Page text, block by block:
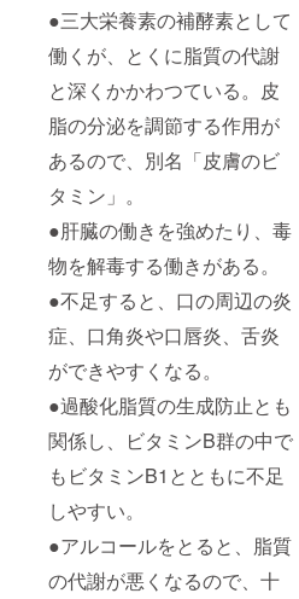
●三大栄養素の補酵素として
働くが、とくに脂質の代謝
と深くかかわつている。皮
脂の分泌を調節する作用が
あるので、別名「皮膚のビ
タミン」。
●肝臓の働きを強めたり、毒
物を解毒する働きがある。
●不足すると、口の周辺の炎
症、口角炎や口唇炎、舌炎
ができやすくなる。
●過酸化脂質の生成防止とも
関係し、ビタミンB群の中で
もビタミンB1とともに不足
しやすい。
●アルコールをとると、脂質
の代謝が悪くなるので、十